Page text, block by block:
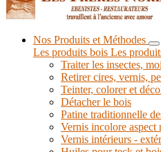
Nos Produits et Méthodes
Les produits bois Les
Traiter les insectes,
Retirer cires, vernis,
Teinter, colorer et
Détacher le bois
Patine traditionnelle
Vernis incolore aspect
Vernis intérieurs -